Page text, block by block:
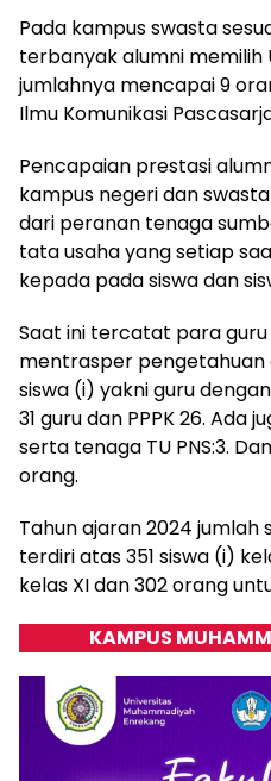
Pada kampus swasta
terbanyak alumni memilih
jumlahnya mencapai 9
Ilmu Komunikasi
Pencapaian prestasi
kampus negeri dan
dari peranan tenaga
tata usaha yang setiap
kepada pada siswa dan
Saat ini tercatat para
mentrasper
siswa (i) yakni guru
31 guru dan PPPK 26. Ada
serta tenaga TU PNS:3.
orang.
Tahun ajaran 2024
terdiri atas 351 siswa (i)
kelas XI dan 302 orang
KAMPUS